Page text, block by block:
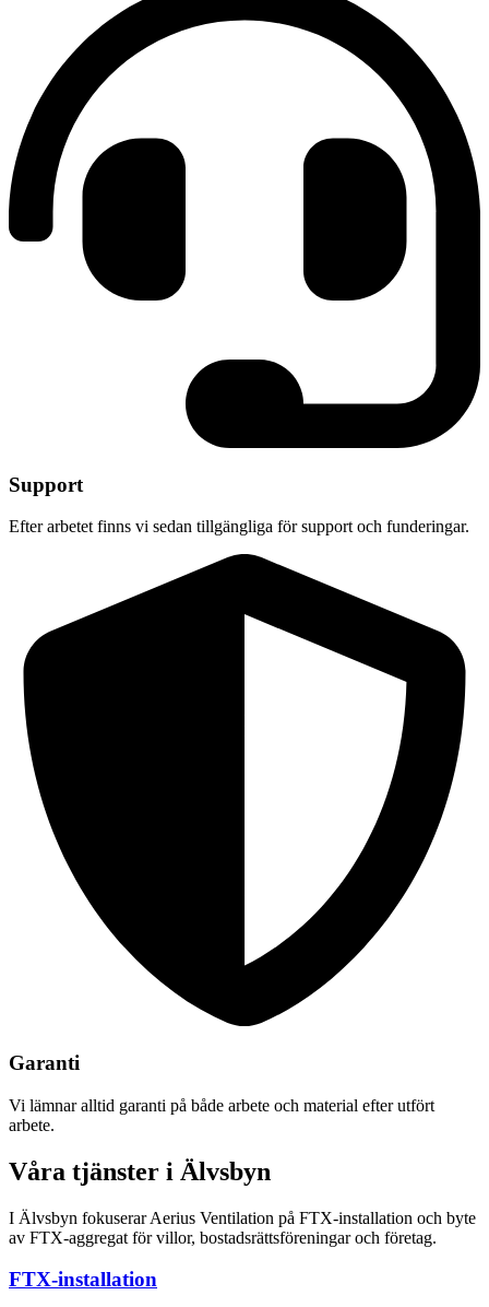
Support
Efter arbetet finns vi sedan tillgängliga för support och funderingar.
Garanti
Vi lämnar alltid garanti på både arbete och material efter utfört
arbete.
Våra tjänster i Älvsbyn
I Älvsbyn fokuserar Aerius Ventilation på FTX-installation och byte
av FTX-aggregat för villor, bostadsrättsföreningar och företag.
FTX-installation